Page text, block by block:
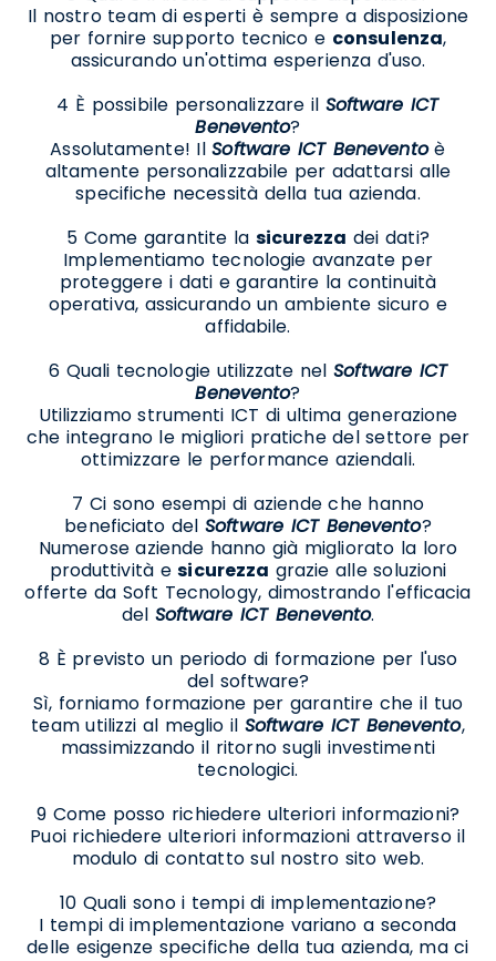
Il nostro team di esperti è sempre a disposizione
per fornire supporto tecnico e consulenza,
assicurando un'ottima esperienza d'uso.
4 È possibile personalizzare il Software ICT
Benevento?
Assolutamente! IlSoftware ICT Beneventoè
altamente personalizzabile per adattarsi alle
specifiche necessità della tua azienda.
5 Come garantite la sicurezza dei dati?
Implementiamo tecnologie avanzate per
proteggere i dati e garantire la continuità
operativa, assicurando un ambiente sicuro e
affidabile.
6 Quali tecnologie utilizzate nelSoftware ICT
Benevento?
Utilizziamo strumenti ICT di ultima generazione
che integrano le migliori pratiche del settore per
ottimizzare le performance aziendali.
7 Ci sono esempi di aziende che hanno
beneficiato delSoftware ICT Benevento?
Numerose aziende hanno già migliorato la loro
produttività esicurezza grazie alle soluzioni
offerte da Soft Tecnology, dimostrando l'efficacia
del Software ICT Benevento.
8 È previsto un periodo di formazione per l'uso
del software?
Sì, forniamo formazione per garantire che il tuo
team utilizzi al meglio ilSoftware ICT Benevento,
massimizzando il ritorno sugli investimenti
tecnologici.
9 Come posso richiedere ulteriori informazioni?
Puoi richiedere ulteriori informazioni attraverso il
modulo di contatto sul nostro sito web.
10 Quali sono i tempi di implementazione?
I tempi di implementazione variano a seconda
delle esigenze specifiche della tua azienda, ma ci